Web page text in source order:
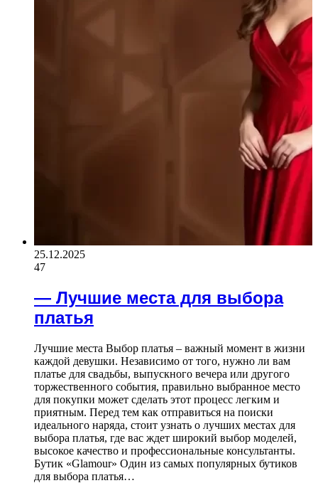
25.12.2025
47
— Лучшие места для выбора
платья
Лучшие места Выбор платья – важный момент в жизни
каждой девушки. Независимо от того, нужно ли вам
платье для свадьбы, выпускного вечера или другого
торжественного события, правильно выбранное место
для покупки может сделать этот процесс легким и
приятным. Перед тем как отправиться на поиски
идеального наряда, стоит узнать о лучших местах для
выбора платья, где вас ждет широкий выбор моделей,
высокое качество и профессиональные консультанты.
Бутик «Glamour» Один из самых популярных бутиков
для выбора платья…